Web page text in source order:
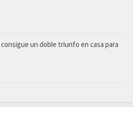
consigue un doble triunfo en casa para